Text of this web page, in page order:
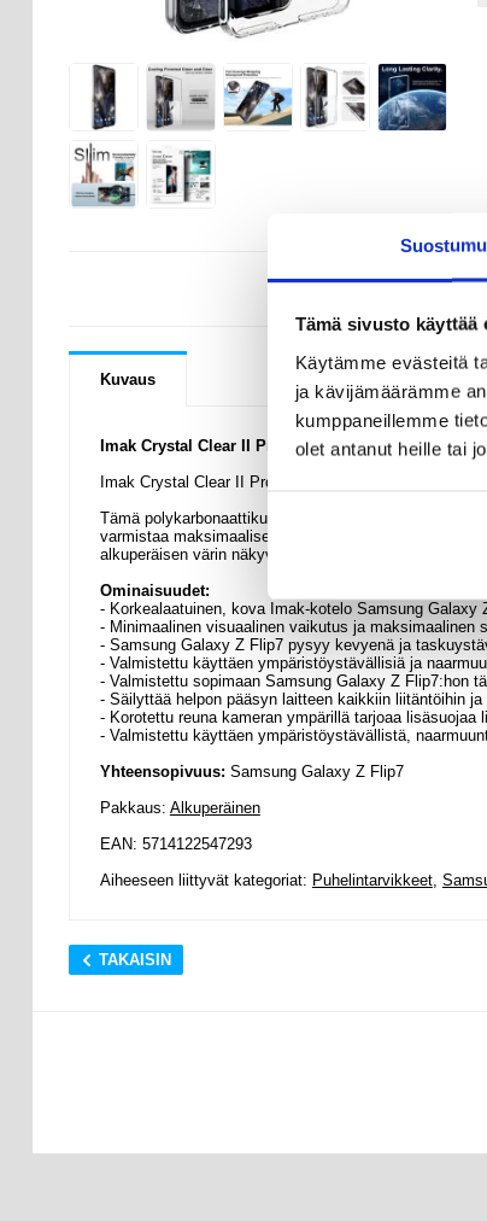
Tämä sivusto käyttää
Käytämme evästeitä
ja kävijämäärämme
kumppaneillemme
olet antanut heille tai
Kuvaus
Imak Crystal Clear II Pro Kotelo - Samsung Galaxy
Imak Crystal Clear II Pro -suojakotelo on ohut,
Tämä polykarbonaattikuori suojaa älypuhelintasi
varmistaa maksimaalisen mukavuuden, eikä se lisää
alkuperäisen värin näkyvissä.
Ominaisuudet:
- Korkealaatuinen, kova Imak-kotelo Samsung Galaxy
- Minimaalinen visuaalinen vaikutus ja maksimaalinen
- Samsung Galaxy Z Flip7 pysyy kevyenä ja
- Valmistettu käyttäen ympäristöystävällisiä ja
- Valmistettu sopimaan Samsung Galaxy Z Flip7:hon
- Säilyttää helpon pääsyn laitteen kaikkiin liitäntöihin
- Korotettu reuna kameran ympärillä tarjoaa lisäsuojaa
- Valmistettu käyttäen ympäristöystävällistä,
Yhteensopivuus: Samsung Galaxy Z Flip7
Pakkaus: Alkuperäinen
EAN: 5714122547293
Aiheeseen liittyvät kategoriat: Puhelintarvikkeet,
TAKAISIN